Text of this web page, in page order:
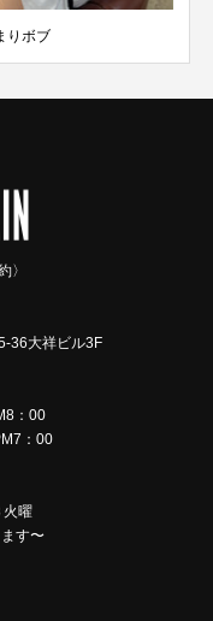
りボブ
〉
36大祥ビル3F
：00
：00
火曜
す〜